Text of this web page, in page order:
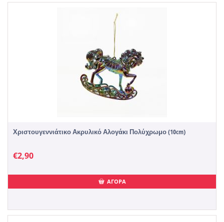
Χριστουγεννιάτικο Ακρυλικό Αλογάκι Πολύχρωμο (10cm)
€2,90
ΑΓΟΡΑ